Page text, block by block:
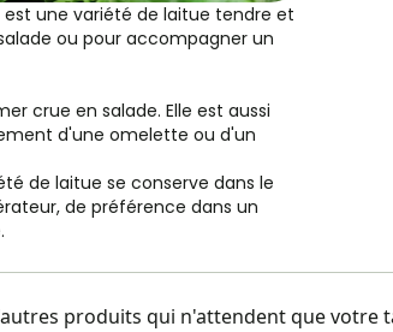
une variété de laitue tendre et
ou pour accompagner un
crue en salade. Elle est aussi
d'une omelette ou d'un
de laitue se conserve dans le
de préférence dans un
produits qui n'attendent que votre